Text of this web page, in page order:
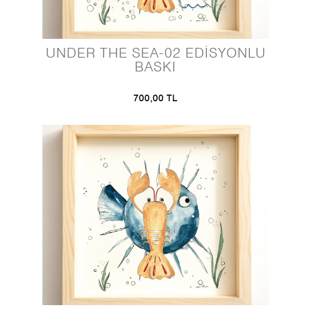
UNDER THE SEA-02 EDİSYONLU
BASKI
700,00 TL